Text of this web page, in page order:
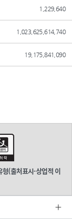
1,229,640
1,023,625,614,740
19,175,841,090
(출처표시-상업적 이